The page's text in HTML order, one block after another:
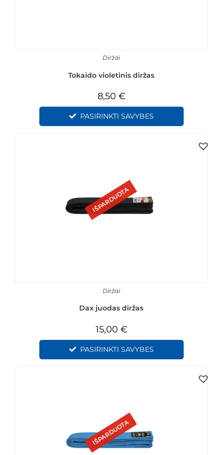
Diržai
Tokaido violetinis diržas
8,50 €
PASIRINKTI SAVYBES
IŠPARDUOTA
Diržai
Dax juodas diržas
15,00 €
PASIRINKTI SAVYBES
IŠPARDUOTA